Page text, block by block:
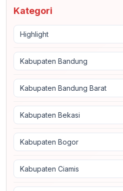
Kategori
Highlight
Kabupaten Bandung
Kabupaten Bandung Barat
Kabupaten Bekasi
Kabupaten Bogor
Kabupaten Ciamis